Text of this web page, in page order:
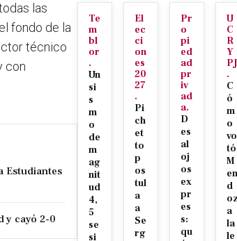
las
fondo de la
técnico
con
Estudiantes
y cayó 2-0
Te
m
bl
or
.
Un
si
s
m
o
de
m
ag
nit
ud
4,
5
se
si
El
ec
ci
on
es
20
27
.
Pi
ch
et
to
p
os
tul
a
a
Se
rg
Pr
o
pi
ed
ad
pr
iv
ad
a.
D
es
al
oj
os
ex
pr
es
s:
qu
U
C
R
Y
PJ
.
C
ó
m
o
vo
tó
M
en
d
oz
a
la
le